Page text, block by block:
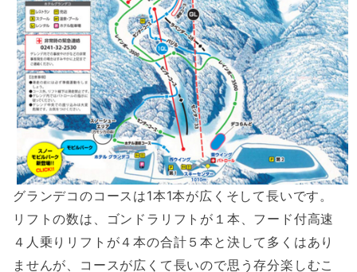
グランデコのコースは1本1本が広くそして長いです。
リフトの数は、ゴンドラリフトが１本、フード付高速
４人乗りリフトが４本の合計５本と決して多くはあり
ませんが、コースが広くて長いので思う存分楽しむこ